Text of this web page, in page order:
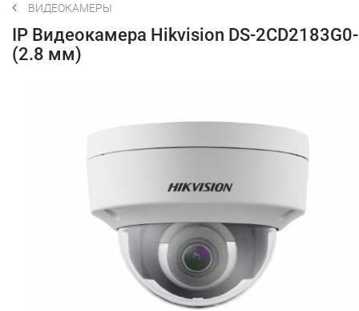
ВИДЕОКАМЕРЫ
IP Видеокамера Hikvision DS-
(2.8 мм)